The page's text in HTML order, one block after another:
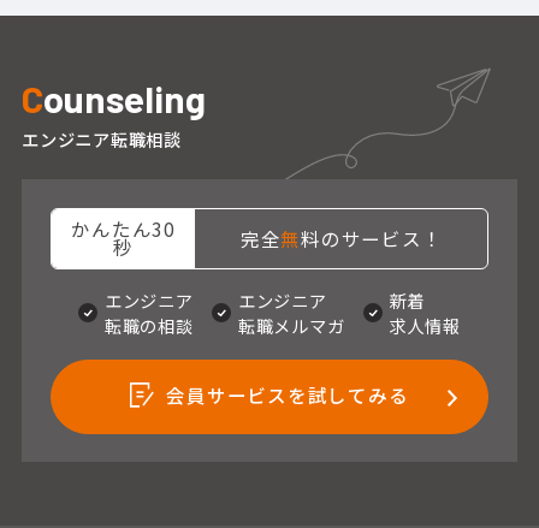
Counseling
エンジニア転職相談
かんたん30
秒 完全無料のサービス！
エンジニア
転職の相談
エンジニア
転職メルマガ
新着
求人情報
会員サービスを試してみる